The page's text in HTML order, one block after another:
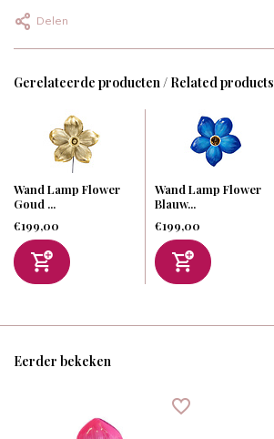
Delen
Gerelateerde producten / Related products
Wand Lamp Flower
Goud ...
€199,00
Wand Lamp Flower
Blauw...
€199,00
Eerder bekeken